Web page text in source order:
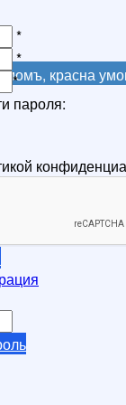
красна
*
*
*
пароля: